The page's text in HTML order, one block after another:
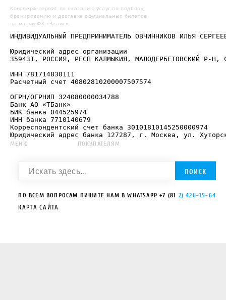
Консьерж-сервис по оказанию услуг по подбору,
бронированию и доставке официальных билетов
на матчи ФК «Зенит».
ИНДИВИДУАЛЬНЫЙ ПРЕДПРИНИМАТЕЛЬ ОВЧИННИКОВ ИЛЬЯ
Юридический адрес организации
359431, РОССИЯ, РЕСП КАЛМЫКИЯ, МАЛОДЕРБЕТОВСКИЙ Р-
ИНН 781714830111
Расчетный счет 40802810200007507574
ОГРН/ОГРНИП 324080000034788
Банк АО «ТБанк»
БИК банка 044525974
ИНН банка 7710140679
Корреспондентский счет банка 30101810145250000974
Юридический адрес банка 127287, г. Москва, ул.
МЕНЮ ПОКУПАТЕЛЯМ
ПОИСК
ПО ВСЕМ ВОПРОСАМ ПИШИТЕ НАМ В WHATSAPP+7 (81 2) 426-15-64
КАРТА САЙТА